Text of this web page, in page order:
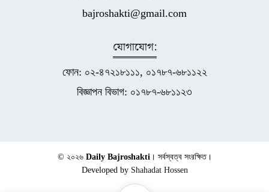
bajroshakti@gmail.com
যোগাযোগ:
ফোন: ০২-৪৭২১৮১১১, ০১৭৮৭-৬৮১১২২
বিজ্ঞাপন বিভাগ: ০১৭৮৭-৬৮১১২৩
© ২০২৬ Daily Bajroshakti । সর্বস্বত্ব সংরক্ষিত।
Developed by Shahadat Hossen